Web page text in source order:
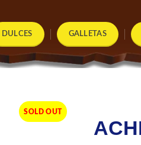
DULCES GALLETAS
SOLD OUT